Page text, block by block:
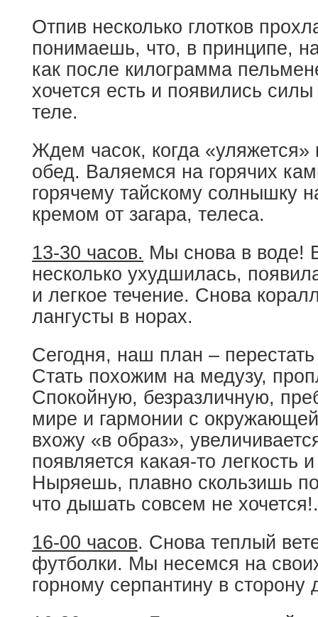
Отпив несколько глотков
понимаешь, что, в принципе,
как после килограмма
хочется есть и появились
теле.
Ждем часок, когда
обед. Валяемся на горячих
горячему тайскому солнышку
кремом от загара, телеса.
13-30 часов. Мы снова в воде!
несколько ухудшилась,
и легкое течение. Снова
лангусты в норах.
Сегодня, наш план –
Стать похожим на медузу,
Спокойную, безразличную,
мире и гармонии с
вхожу «в образ»,
появляется какая-то легкость
Ныряешь, плавно скользишь
что дышать совсем не
16-00 часов. Снова теплый
футболки. Мы несемся на
горному серпантину в сторону